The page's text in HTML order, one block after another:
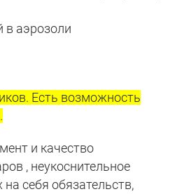
в аэрозоли
Есть возможность
и качество
, неукоснительное
себя обязательств,